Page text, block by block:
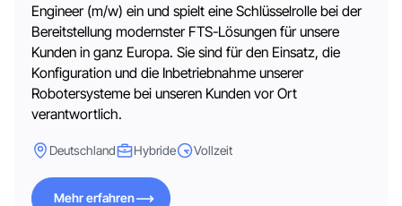
Engineer (m/w) ein und spielt eine Schlüsselrolle bei der
Bereitstellung modernster FTS-Lösungen für unsere
Kunden in ganz Europa. Sie sind für den Einsatz, die
Konfiguration und die Inbetriebnahme unserer
Robotersysteme bei unseren Kunden vor Ort
verantwortlich.
Deutschland Hybride Vollzeit
Mehr erfahren